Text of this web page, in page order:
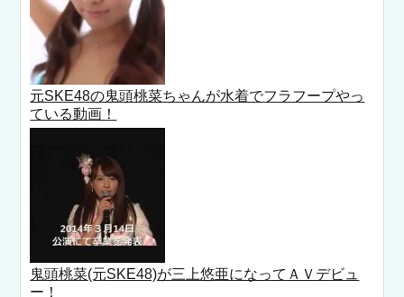
元SKE48の鬼頭桃菜ちゃんが水着でフラフープやっ
ている動画！
鬼頭桃菜(元SKE48)が三上悠亜になってＡＶデビュ
ー！